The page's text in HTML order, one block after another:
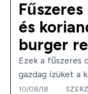
és
burger
Ezek a fűszeres
gazdag ízüket a
10/08/18